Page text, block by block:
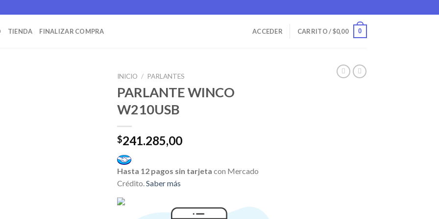
TIENDA FINALIZAR COMPRA ACCEDER CARRITO /$0,00 0
INICIO / PARLANTES
PARLANTE WINCO
W210USB
$241.285,00
Hasta 12 pagos sin tarjeta con Mercado
Crédito. Saber más